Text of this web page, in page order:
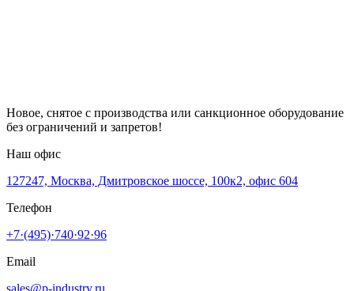
Новое, снятое с производства или санкционное оборудование
без ограничений и запретов!
Наш офис
127247, Москва, Дмитровское шоссе, 100к2, офис 604
Телефон
+7·(495)·740·92·96
Email
sales@p-industry.ru